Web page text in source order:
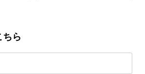
ちら